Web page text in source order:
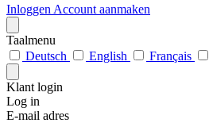
Inloggen Account aanmaken
Taalmenu
Deutsch
English Français
Klant login
Log in
E-mail adres